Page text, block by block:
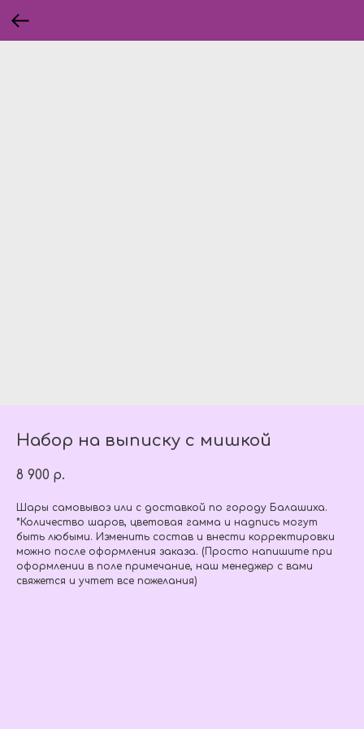
Набор на выписку с мишкой
8 900 р.
Шары самовывоз или с доставкой по городу Балашиха.
*Количество шаров, цветовая гамма и надпись могут
быть любыми. Изменить состав и внести корректировки
можно после оформления заказа. (Просто напишите при
оформлении в поле примечание, наш менеджер с вами
свяжется и учтет все пожелания)